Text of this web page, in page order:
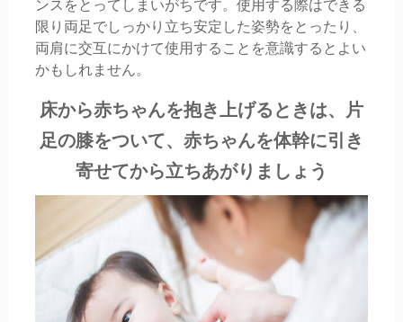
ンスをとってしまいがちです。使用する際はできる
限り両足でしっかり立ち安定した姿勢をとったり、
両肩に交互にかけて使用することを意識するとよい
かもしれません。
床から赤ちゃんを抱き上げるときは、片
足の膝をついて、赤ちゃんを体幹に引き
寄せてから立ちあがりましょう